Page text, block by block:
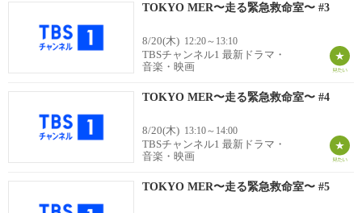
TOKYO MER〜走る緊急救命室〜 #3
8/20(木) 12:20～13:10
TBSチャンネル1 最新ドラマ・
音楽・映画
TOKYO MER〜走る緊急救命室〜 #4
8/20(木) 13:10～14:00
TBSチャンネル1 最新ドラマ・
音楽・映画
TOKYO MER〜走る緊急救命室〜 #5